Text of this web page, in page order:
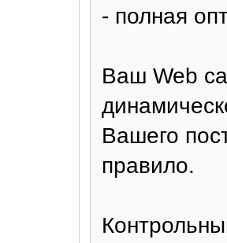
- полная
Ваш Web
Вашего
правило.